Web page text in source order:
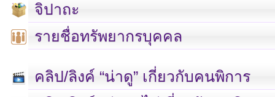
จิปาถะ
รายชื่อทรัพยากรบุคคล
คลิป/ลิงค์ “น่าดู” เกี่ยวกับคนพิการ